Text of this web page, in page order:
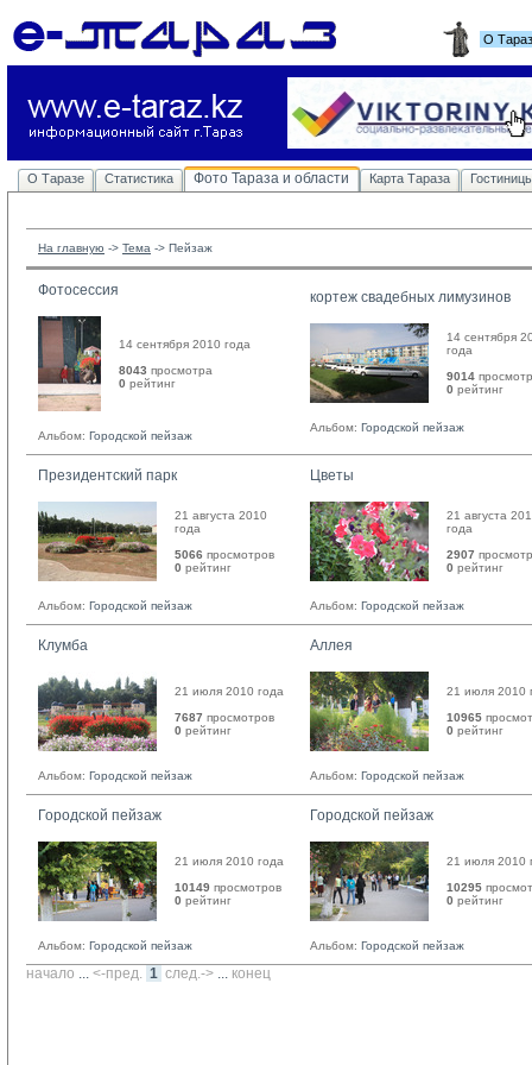
О
О Таразе Статистика Фото Тараза и области Карта Тараза
На главную -> Тема -> Пейзаж
Фотосессия
14 сентября 2010 года
8043 просмотра
0 рейтинг
Альбом: Городской пейзаж
кортеж свадебных лимузинов
14 сентября
года
9014
0 рейтинг
Альбом: Городской пейзаж
Президентский парк
21 августа 2010
года
5066 просмотров
0 рейтинг
Альбом: Городской пейзаж
Цветы
21 августа
года
2907
0 рейтинг
Альбом: Городской пейзаж
Клумба
21 июля 2010 года
7687 просмотров
0 рейтинг
Альбом: Городской пейзаж
Аллея
21 июля 2010
10965
0 рейтинг
Альбом: Городской пейзаж
Городской пейзаж
21 июля 2010 года
10149 просмотров
0 рейтинг
Альбом: Городской пейзаж
Городской пейзаж
21 июля 2010
10295
0 рейтинг
Альбом: Городской пейзаж
начало ... <-пред. 1 след.-> ... конец